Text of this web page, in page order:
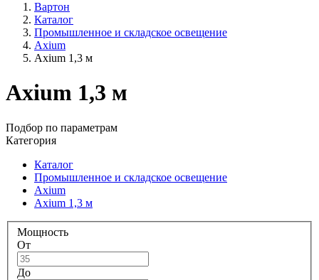
Вартон
Каталог
Промышленное и складское освещение
Axium
Axium 1,3 м
Axium 1,3 м
Подбор по параметрам
Категория
Каталог
Промышленное и складское освещение
Axium
Axium 1,3 м
Мощность
От
До